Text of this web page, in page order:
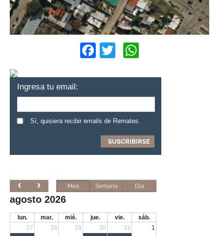
Facebook
Twitter
Ingresa tu email:
Sí, quisiera recibir emails de Remates.
Mes Semana Día
agosto 2026
lun. mar. mié. jue. vie.
sáb.
27
28 29 30 31 1